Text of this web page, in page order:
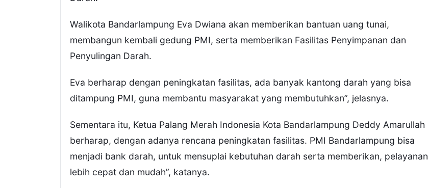
Walikota Bandarlampung Eva Dwiana akan memberikan bantuan uang tunai,
membangun kembali gedung PMI, serta memberikan Fasilitas Penyimpanan dan
Penyulingan Darah.
Eva berharap dengan peningkatan fasilitas, ada banyak kantong darah yang bisa
ditampung PMI, guna membantu masyarakat yang membutuhkan”, jelasnya.
Sementara itu, Ketua Palang Merah Indonesia Kota Bandarlampung Deddy Amarullah
berharap, dengan adanya rencana peningkatan fasilitas. PMI Bandarlampung bisa
menjadi bank darah, untuk mensuplai kebutuhan darah serta memberikan, pelayanan
lebih cepat dan mudah”, katanya.